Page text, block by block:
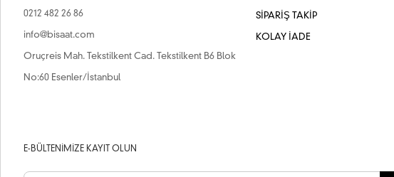
0212 482 26 86
info@bisaat.com
Oruçreis Mah. Tekstilkent Cad. Tekstilkent B6 Blok
No:60 Esenler/İstanbul
SİPARİŞ TAKİP
KOLAY İADE
E-BÜLTENIMIZE KAYIT OLUN